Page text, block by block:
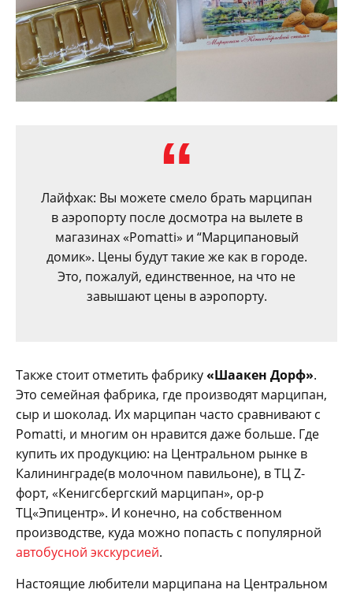
Лайфхак: Вы можете смело брать марципан
в аэропорту после досмотра на вылете в
магазинах «Pomatti» и “Марципановый
домик». Цены будут такие же как в городе.
Это, пожалуй, единственное, на что не
завышают цены в аэропорту.
Также стоит отметить фабрику«Шаакен Дорф».
Это семейная фабрика, где производят марципан,
сыр и шоколад. Их марципан часто сравнивают с
Pomatti, и многим он нравится даже больше. Где
купить их продукцию: на Центральном рынке в
Калининграде(в молочном павильоне), в ТЦ Z-
форт, «Кенигсбергский марципан», ор-р
ТЦ«Эпицентр». И конечно, на собственном
производстве, куда можно попасть с популярной
автобусной экскурсией.
Настоящие любители марципана на Центральном